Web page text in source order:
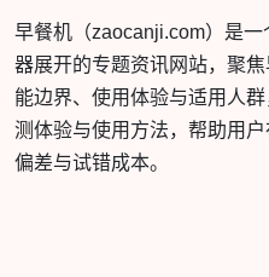
早餐机（zaocanji.com）是
器展开的专题资讯网站，聚
能边界、使用体验与适用人
测体验与使用方法，帮助用
偏差与试错成本。